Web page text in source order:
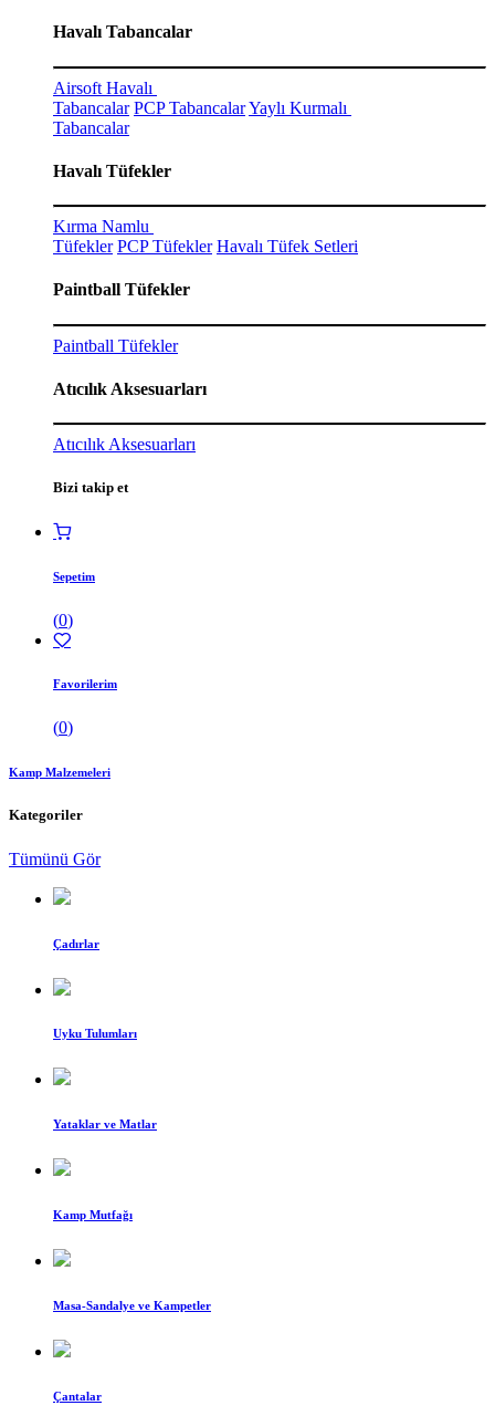
Havalı Tabancalar
Airsoft Havalı
Tabancalar PCP TabancalarYaylı Kurmalı
Tabancalar
Havalı Tüfekler
Kırma Namlu
Tüfekler PCP Tüfekler Havalı Tüfek Setleri
Paintball Tüfekler
Paintball Tüfekler
Atıcılık Aksesuarları
Atıcılık Aksesuarları
Bizi takip et
Sepetim
(0)
Favorilerim
(0)
Kamp Malzemeleri
Kategoriler
Tümünü Gör
Çadırlar
Uyku Tulumları
Yataklar ve Matlar
Kamp Mutfağı
Masa-Sandalye ve Kampetler
Çantalar